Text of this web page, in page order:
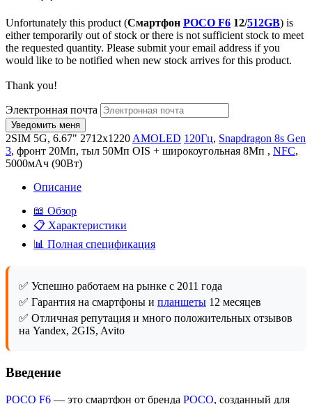
Unfortunately this product (Смартфон POCO F6 12/512GB) is
either temporarily out of stock or there is not sufficient stock to meet
the requested quantity. Please submit your email address if you
would like to be notified when new stock arrives for this product.
Thank you!
Электронная почта
2SIM 5G, 6.67" 2712x1220 AMOLED 120Гц, Snapdragon 8s Gen
3, фронт 20Мп, тыл 50Мп OIS + широкоугольная 8Мп , NFC,
5000мАч (90Вт)
Описание
📖 Обзор
📋 Характеристики
📊 Полная спецификация
✅ Успешно работаем на рынке с 2011 года
✅ Гарантия на смартфоны и планшеты 12 месяцев
✅ Отличная репутация и много положительных отзывов
на Yandex, 2GIS, Avito
Введение
POCO F6 — это смартфон от бренда POCO, созданный для